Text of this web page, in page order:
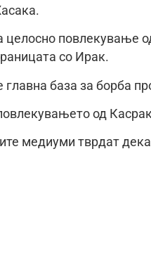
повлекување
со Ирак.
база за борба
од
медиуми тврдат